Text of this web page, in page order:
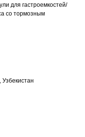
для гастроемкостей/
со тормозным